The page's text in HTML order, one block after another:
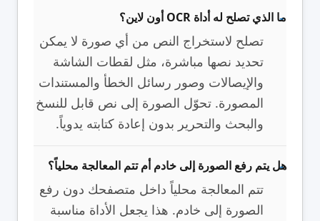
ما الذي تصلح له أداة OCR أون لاين؟
تصلح لاستخراج النص من أي صورة لا يمكن
تحديد نصها مباشرة، مثل لقطات الشاشة
والإيصالات وصور رسائل الخطأ والمستندات
المصورة. تحوّل الصورة إلى نص قابل للنسخ
والبحث والتحرير بدون إعادة كتابته يدوياً.
هل يتم رفع الصورة إلى خادم أم تتم المعالجة محلياً؟
تتم المعالجة محلياً داخل متصفحك دون رفع
الصورة إلى خادم. هذا يجعل الأداة مناسبة